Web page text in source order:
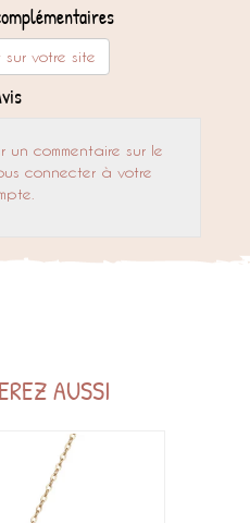
votre site
un commentaire sur le
connecter à votre
AUSSI